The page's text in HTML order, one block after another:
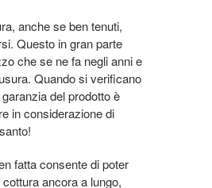
anche se ben tenuti,
Questo in gran parte
che se ne fa negli anni e
Quando si verificano
del prodotto è
in considerazione di
fatta consente di poter
ancora a lungo,